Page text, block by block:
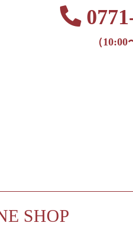
（10:00
SHOP